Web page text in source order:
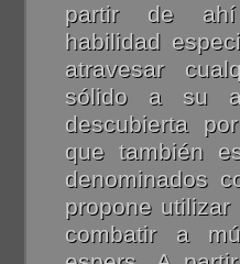
partir de ahí
habilidad
atravesar
sólido a su
descubierta
que también
denominados
propone
combatir a